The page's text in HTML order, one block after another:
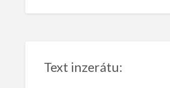
Text inzerátu: